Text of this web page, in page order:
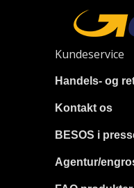
Kundeservice
Handels- og
Kontakt os
BESOS i
Agentur/